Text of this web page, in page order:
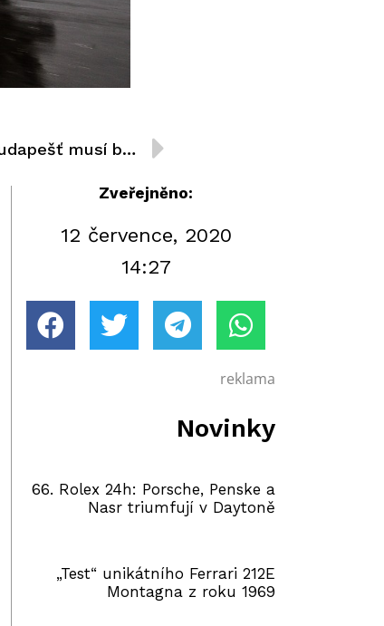
„Zapomeňme na Štýrsko, Budapešť musí být lepší“, zní z týmu Charouz Racing System
Zveřejněno:
12 července, 2020
14:27
reklama
Novinky
66. Rolex 24h: Porsche, Penske a
Nasr triumfují v Daytoně
„Test“ unikátního Ferrari 212E
Montagna z roku 1969